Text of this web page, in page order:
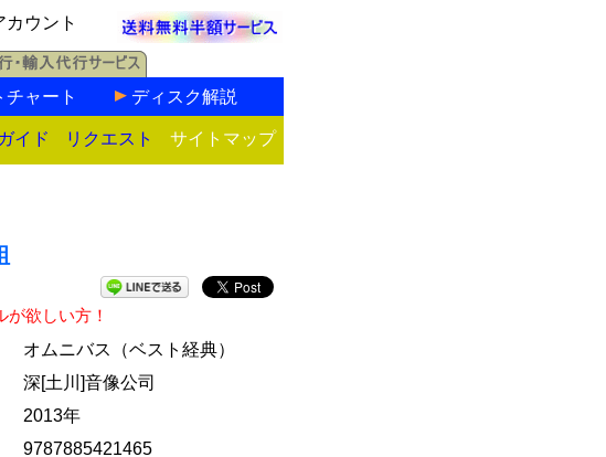
カウント
チャート ディスク解説
イド リクエスト サイトマップ
欲しい方！
オムニバス（ベスト経典）
深[土川]音像公司
2013年
9787885421465